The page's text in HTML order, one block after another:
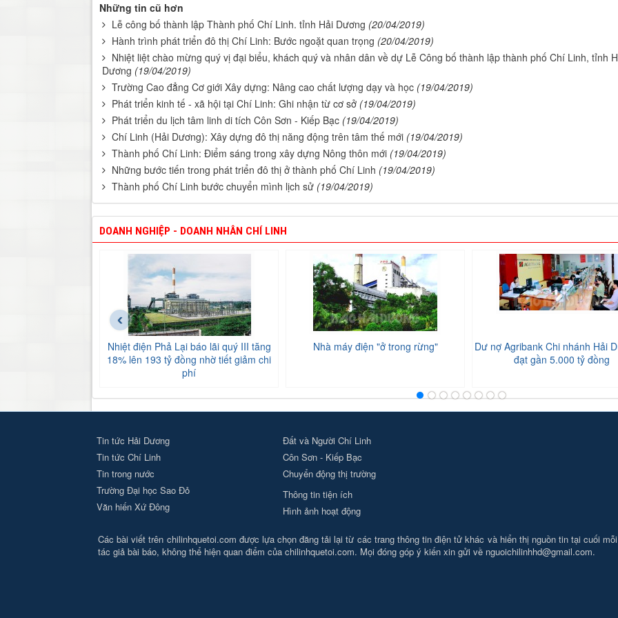
Những tin cũ hơn
Lễ công bố thành lập Thành phố Chí Linh. tỉnh Hải Dương (20/04/2019)
Hành trình phát triển đô thị Chí Linh: Bước ngoặt quan trọng (20/04/2019)
Nhiệt liệt chào mừng quý vị đại biểu, khách quý và nhân dân về dự Lễ Công bố thành lập thành phố Chí Linh, tỉnh
Dương (19/04/2019)
Trường Cao đẳng Cơ giới Xây dựng: Nâng cao chất lượng dạy và học (19/04/2019)
Phát triển kinh tế - xã hội tại Chí Linh: Ghi nhận từ cơ sở (19/04/2019)
Phát triển du lịch tâm linh di tích Côn Sơn - Kiếp Bạc (19/04/2019)
Chí Linh (Hải Dương): Xây dựng đô thị năng động trên tâm thế mới (19/04/2019)
Thành phố Chí Linh: Điểm sáng trong xây dựng Nông thôn mới (19/04/2019)
Những bước tiến trong phát triển đô thị ở thành phố Chí Linh (19/04/2019)
Thành phố Chí Linh bước chuyển mình lịch sử (19/04/2019)
DOANH NGHIỆP - DOANH NHÂN CHÍ LINH
Nhiệt điện Phả Lại báo lãi quý III tăng
18% lên 193 tỷ đồng nhờ tiết giảm chi
phí
Nhà máy điện "ở trong rừng"
Dư nợ Agribank Chi nhánh Hải
đạt gần 5.000 tỷ đồng
‹
Tin tức Hải Dương
Tin tức Chí Linh
Tin trong nước
Trường Đại học Sao Đỏ
Văn hiến Xứ Đông
Đất và Người Chí Linh
Côn Sơn - Kiếp Bạc
Chuyển động thị trường
Thông tin tiện ích
Hình ảnh hoạt động
Các bài viết trên chilinhquetoi.com được lựa chọn đăng tải lại từ các trang thông tin điện tử khác và hiển thị nguồn tin tại cuối
tác giả bài báo, không thể hiện quan điểm của chilinhquetoi.com. Mọi đóng góp ý kiến xin gửi về nguoichilinhhd@gmail.com.